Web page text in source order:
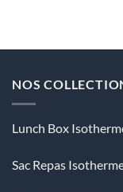
NOS
Lunch Box
Sac Repas